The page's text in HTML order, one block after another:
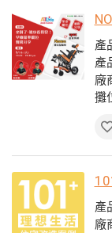
產
產
廠
攤
產
廠